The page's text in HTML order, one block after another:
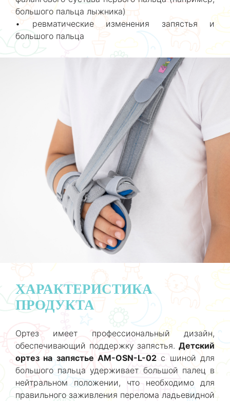
большого пальца лыжника)
• ревматические изменения запястья и
большого пальца
ХАРАКТЕРИСТИКА
ПРОДУКТА
Ортез имеет профессиональный дизайн,
обеспечивающий поддержку запястья. Детский
ортез на запястье AM-OSN-L-02 с шиной для
большого пальца удерживает большой палец в
нейтральном положении, что необходимо для
правильного заживления перелома ладьевидной